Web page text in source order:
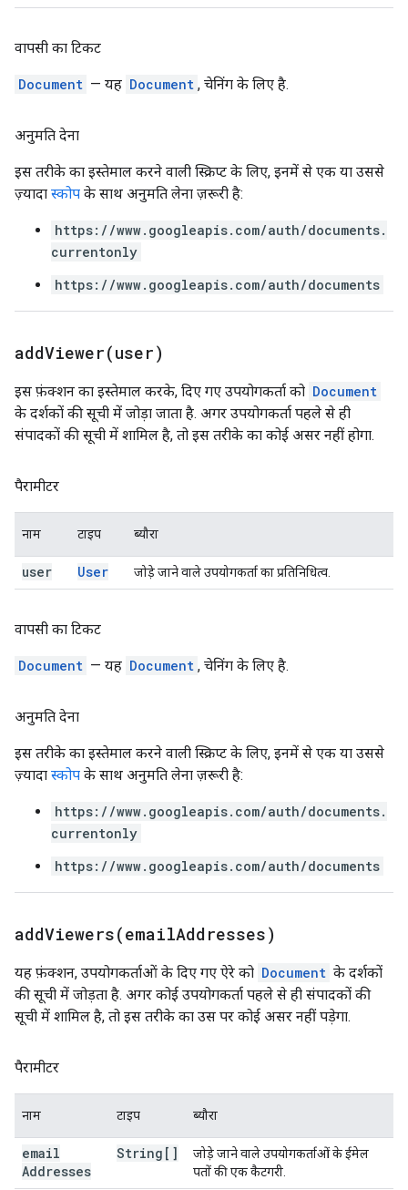
वापसी का टिकट
Document — यह Document , चेनिंग के लिए है.
अनुमति देना
इस तरीके का इस्तेमाल करने वाली स्क्रिप्ट के लिए, इनमें से एक या उससे
ज़्यादा स्कोप के साथ अनुमति लेना ज़रूरी है:
https://www.googleapis.com/auth/documents.
currentonly
https://www.googleapis.com/auth/documents
addViewer(user)
इस फ़ंक्शन का इस्तेमाल करके, दिए गए उपयोगकर्ता को Document
के दर्शकों की सूची में जोड़ा जाता है. अगर उपयोगकर्ता पहले से ही
संपादकों की सूची में शामिल है, तो इस तरीके का कोई असर नहीं होगा.
पैरामीटर
नाम टाइप ब्यौरा
user User जोड़े जाने वाले उपयोगकर्ता का प्रतिनिधित्व.
वापसी का टिकट
Document — यह Document , चेनिंग के लिए है.
अनुमति देना
इस तरीके का इस्तेमाल करने वाली स्क्रिप्ट के लिए, इनमें से एक या उससे
ज़्यादा स्कोप के साथ अनुमति लेना ज़रूरी है:
https://www.googleapis.com/auth/documents.
currentonly
https://www.googleapis.com/auth/documents
addViewers(emailAddresses)
यह फ़ंक्शन, उपयोगकर्ताओं के दिए गए ऐरे को Document के दर्शकों
की सूची में जोड़ता है. अगर कोई उपयोगकर्ता पहले से ही संपादकों की
सूची में शामिल है, तो इस तरीके का उस पर कोई असर नहीं पड़ेगा.
पैरामीटर
नाम टाइप ब्यौरा
email
Addresses
String[]
जोड़े जाने वाले उपयोगकर्ताओं के ईमेल
पतों की एक कैटगरी.